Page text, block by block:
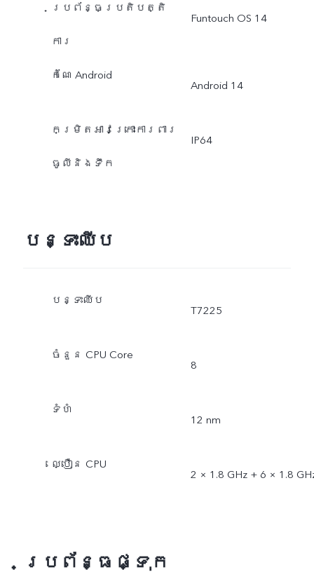
ប្រព័ន្ធប្រតិបត្តិ
ការ
Funtouch OS 14
កំណែ Android
Android 14
កម្រិតអាវក្រោះការពារ
ធូលីនិងទឹក
IP64
បន្ទះឈីប
បន្ទះឈីប
T7225
ចំនួន CPU Core
8
ទំហំ
12 nm
ល្បឿន CPU
2 × 1.8 GHz + 6 × 1.8
ប្រព័ន្ធផ្ទុក